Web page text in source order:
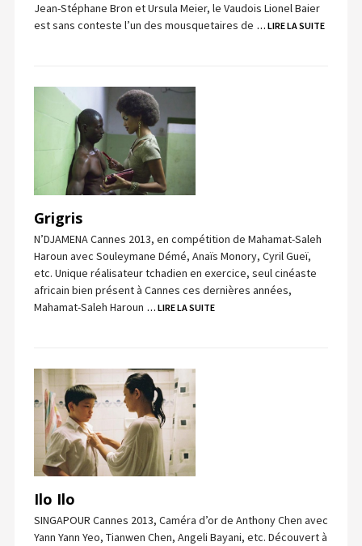
Jean-Stéphane Bron et Ursula Meier, le Vaudois Lionel Baier
est sans conteste l’un des mousquetaires de … LIRE LA SUITE
Grigris
N’DJAMENA Cannes 2013, en compétition de Mahamat-Saleh
Haroun avec Souleymane Démé, Anaïs Monory, Cyril Gueï,
etc. Unique réalisateur tchadien en exercice, seul cinéaste
africain bien présent à Cannes ces dernières années,
Mahamat-Saleh Haroun … LIRE LA SUITE
Ilo Ilo
SINGAPOUR Cannes 2013, Caméra d’or de Anthony Chen avec
Yann Yann Yeo, Tianwen Chen, Angeli Bayani, etc. Découvert à